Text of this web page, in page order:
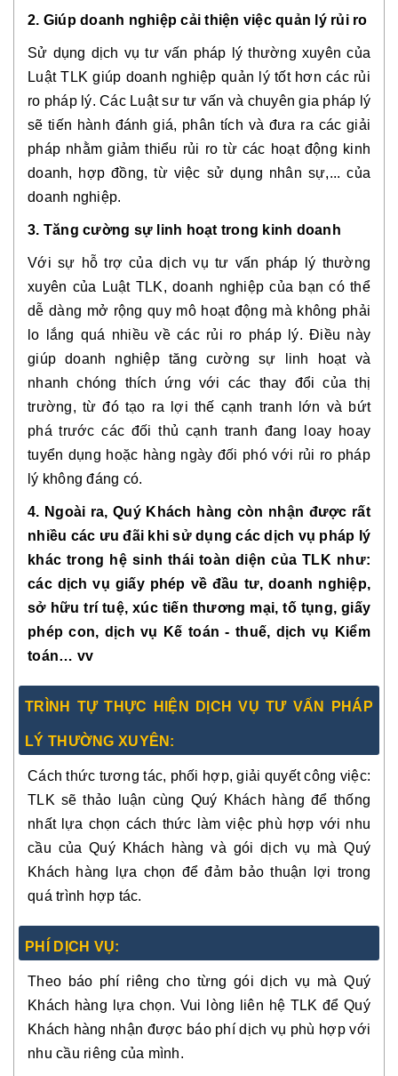
2. Giúp doanh nghiệp cải thiện việc quản lý rủi ro
Sử dụng dịch vụ tư vấn pháp lý thường xuyên của
Luật TLK giúp doanh nghiệp quản lý tốt hơn các rủi
ro pháp lý. Các Luật sư tư vấn và chuyên gia pháp lý
sẽ tiến hành đánh giá, phân tích và đưa ra các giải
pháp nhằm giảm thiểu rủi ro từ các hoạt động kinh
doanh, hợp đồng, từ việc sử dụng nhân sự,... của
doanh nghiệp.
3. Tăng cường sự linh hoạt trong kinh doanh
Với sự hỗ trợ của dịch vụ tư vấn pháp lý thường
xuyên của Luật TLK, doanh nghiệp của bạn có thể
dễ dàng mở rộng quy mô hoạt động mà không phải
lo lắng quá nhiều về các rủi ro pháp lý. Điều này
giúp doanh nghiệp tăng cường sự linh hoạt và
nhanh chóng thích ứng với các thay đổi của thị
trường, từ đó tạo ra lợi thế cạnh tranh lớn và bứt
phá trước các đối thủ cạnh tranh đang loay hoay
tuyển dụng hoặc hàng ngày đối phó với rủi ro pháp
lý không đáng có.
4. Ngoài ra, Quý Khách hàng còn nhận được rất
nhiều các ưu đãi khi sử dụng các dịch vụ pháp lý
khác trong hệ sinh thái toàn diện của TLK như:
các dịch vụ giấy phép về đầu tư, doanh nghiệp,
sở hữu trí tuệ, xúc tiến thương mại, tố tụng, giấy
phép con, dịch vụ Kế toán - thuế, dịch vụ Kiểm
toán… vv
TRÌNH TỰ THỰC HIỆN DỊCH VỤ TƯ VẤN PHÁP
LÝ THƯỜNG XUYÊN:
Cách thức tương tác, phối hợp, giải quyết công việc:
TLK sẽ thảo luận cùng Quý Khách hàng để thống
nhất lựa chọn cách thức làm việc phù hợp với nhu
cầu của Quý Khách hàng và gói dịch vụ mà Quý
Khách hàng lựa chọn để đảm bảo thuận lợi trong
quá trình hợp tác.
PHÍ DỊCH VỤ:
Theo báo phí riêng cho từng gói dịch vụ mà Quý
Khách hàng lựa chọn. Vui lòng liên hệ TLK để Quý
Khách hàng nhận được báo phí dịch vụ phù hợp với
nhu cầu riêng của mình.